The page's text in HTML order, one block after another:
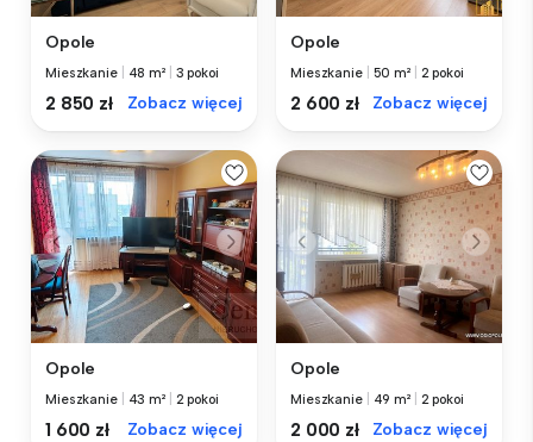
Opole
Mieszkanie 48 m² 3 pokoi
2 850 zł Zobacz więcej
Opole
Mieszkanie 50 m² 2 pokoi
2 600 zł Zobacz więcej
Opole
Mieszkanie 43 m² 2 pokoi
1 600 zł Zobacz więcej
Opole
Mieszkanie 49 m² 2 pokoi
2 000 zł Zobacz więcej